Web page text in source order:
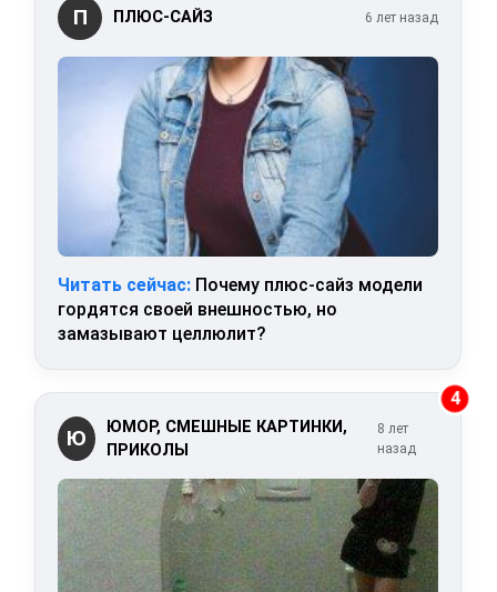
П ПЛЮС-САЙЗ 6 лет назад
Читать сейчас: Почему плюс-сайз модели
гордятся своей внешностью, но
замазывают целлюлит?
4
Ю
ЮМОР, СМЕШНЫЕ КАРТИНКИ,
ПРИКОЛЫ
8 лет
назад